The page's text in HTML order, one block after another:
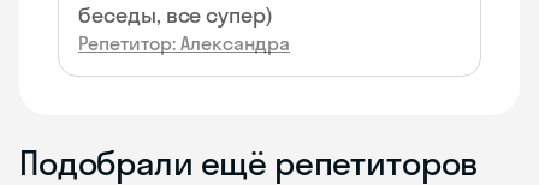
беседы, все супер)
Репетитор: Александра
Подобрали ещё репетиторов